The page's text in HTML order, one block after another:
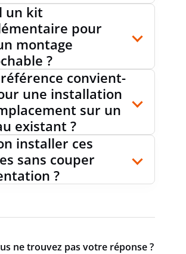
un kit
pour
montage
?
convient-
une installation
sur un
existant ?
installer ces
sans couper
?
ne trouvez pas votre réponse ?